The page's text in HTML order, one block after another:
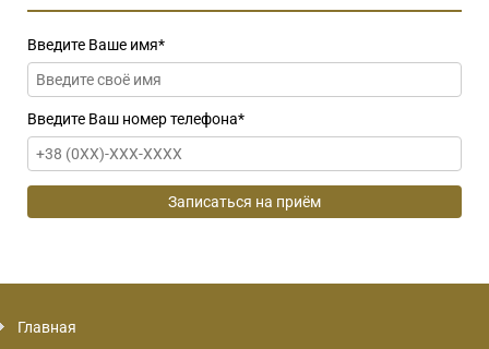
Введите Ваше имя*
Введите Ваш номер телефона*
Главная